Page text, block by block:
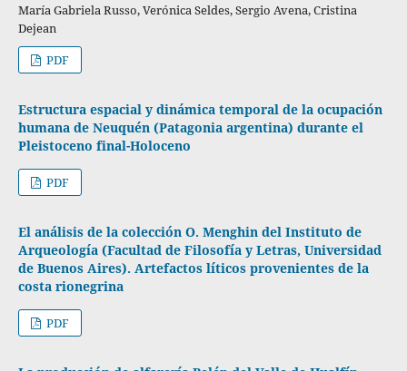
María Gabriela Russo, Verónica Seldes, Sergio Avena, Cristina
Dejean
PDF
Estructura espacial y dinámica temporal de la ocupación
humana de Neuquén (Patagonia argentina) durante el
Pleistoceno final-Holoceno
PDF
El análisis de la colección O. Menghin del Instituto de
Arqueología (Facultad de Filosofía y Letras, Universidad
de Buenos Aires). Artefactos líticos provenientes de la
costa rionegrina
PDF